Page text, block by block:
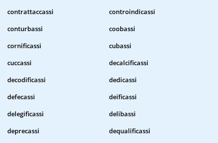
contrattaccassi
controindicassi
conturbassi
coobassi
cornificassi
cubassi
cuccassi
decalcificassi
decodificassi
dedicassi
defecassi
deificassi
delegificassi
delibassi
deprecassi
dequalificassi